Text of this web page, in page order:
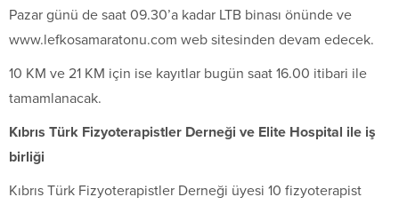
Pazar günü de saat 09.30’a kadar LTB binası önünde ve
www.lefkosamaratonu.com web sitesinden devam edecek.
10 KM ve 21 KM için ise kayıtlar bugün saat 16.00 itibari ile
tamamlanacak.
Kıbrıs Türk Fizyoterapistler Derneği ve Elite Hospital ile iş
birliği
Kıbrıs Türk Fizyoterapistler Derneği üyesi 10 fizyoterapist